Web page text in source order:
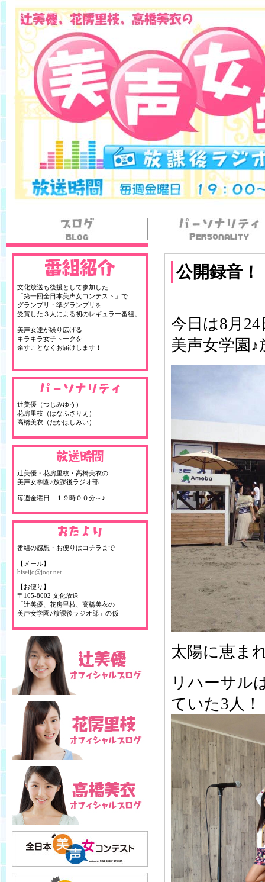
公開録音！
今日は8月24
美声女学園
太陽に恵ま
リハーサル
ていた3人！
文化放送も後援として参加した
「第一回全日本美声女コンテスト」で
グランプリ・準グランプリを
受賞した３人による初のレギュラー番組。
美声女達が繰り広げる
キラキラ女子トークを
余すことなくお届けします！
辻美優（つじみゆう）
花房里枝（はなふさりえ）
高橋美衣（たかはしみい）
辻美優・花房里枝・高橋美衣の
美声女学園♪放課後ラジオ部
毎週金曜日 １９時００分～♪
番組の感想・お便りはコチラまで
【メール】
biseijo@joqr.net
【お便り】
〒105-8002 文化放送
「辻美優、花房里枝、高橋美衣の
美声女学園♪放課後ラジオ部」の係